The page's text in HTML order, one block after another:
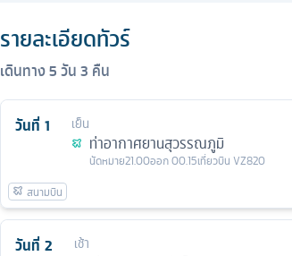
รายละเอียดทัวร์
เดินทาง5วัน3 คืน
วันที่ 1 เย็น
ท่าอากาศยานสุวรรณภูมิ
นัดหมาย21.00ออก00.15เที่ยวบิน VZ820
วันที่ 2 เช้า